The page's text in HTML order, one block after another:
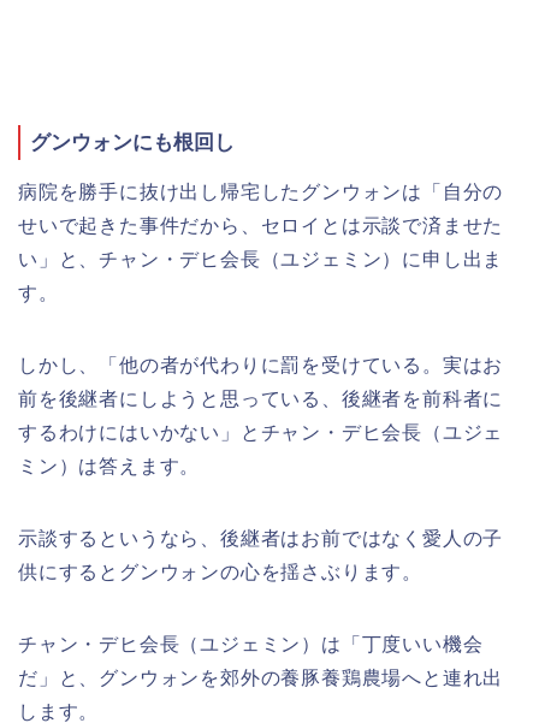
グンウォンにも根回し
病院を勝手に抜け出し帰宅したグンウォンは「自分の
せいで起きた事件だから、セロイとは示談で済ませた
い」と、チャン・デヒ会長（ユジェミン）に申し出ま
す。
しかし、「他の者が代わりに罰を受けている。実はお
前を後継者にしようと思っている、後継者を前科者に
するわけにはいかない」とチャン・デヒ会長（ユジェ
ミン）は答えます。
示談するというなら、後継者はお前ではなく愛人の子
供にするとグンウォンの心を揺さぶります。
チャン・デヒ会長（ユジェミン）は「丁度いい機会
だ」と、グンウォンを郊外の養豚養鶏農場へと連れ出
します。